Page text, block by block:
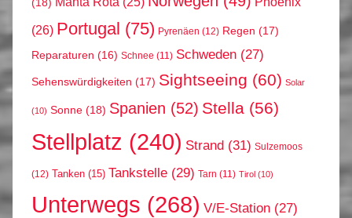
(26) Portugal (75) Pyrenäen (12) Regen (17)
Reparaturen (16) Schnee (11) Schweden (27)
Sehenswürdigkeiten (17) Sightseeing (60) Solar
(10) Sonne (18) Spanien (52) Stella (56)
Stellplatz (240) Strand (31) Sulzemoos
(12) Tanken (15) Tankstelle (29) Tarn (11) Tirol (10)
Unterwegs (268) V/E-Station (27)